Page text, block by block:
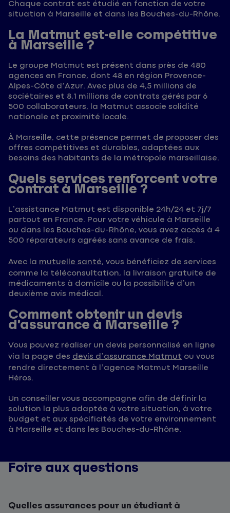
Chaque contrat est étudié en fonction de votre
situation à Marseille et dans les Bouches-du-Rhône.
La Matmut est-elle compétitive
à Marseille ?
Le groupe Matmut est présent dans près de 480
agences en France, dont 48 en région Provence-
Alpes-Côte d’Azur. Avec plus de 4,5 millions de
sociétaires et 8,1 millions de contrats gérés par 6
500 collaborateurs, la Matmut associe solidité
nationale et proximité locale.
À Marseille, cette présence permet de proposer des
offres compétitives et durables, adaptées aux
besoins des habitants de la métropole marseillaise.
Quels services renforcent votre
contrat à Marseille ?
L’assistance Matmut est disponible 24h/24 et 7j/7
partout en France. Pour votre véhicule à Marseille
ou dans les Bouches-du-Rhône, vous avez accès à 4
500 réparateurs agréés sans avance de frais.
Avec la mutuelle santé, vous bénéficiez de services
comme la téléconsultation, la livraison gratuite de
médicaments à domicile ou la possibilité d’un
deuxième avis médical.
Comment obtenir un devis
d’assurance à Marseille ?
Vous pouvez réaliser un devis personnalisé en ligne
via la page des devis d’assurance Matmut ou vous
rendre directement à l’agence Matmut Marseille
Héros.
Un conseiller vous accompagne afin de définir la
solution la plus adaptée à votre situation, à votre
budget et aux spécificités de votre environnement
à Marseille et dans les Bouches-du-Rhône.
Foire aux questions
Quelles assurances pour un étudiant à